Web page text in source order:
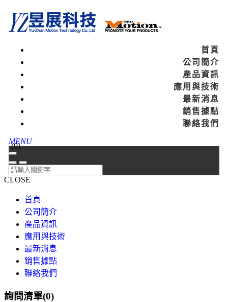
首頁
公司簡介
產品資訊
應用與技術
最新消息
銷售據點
聯絡我們
MENU
(0)
CLOSE
首頁
公司簡介
產品資訊
應用與技術
最新消息
銷售據點
聯絡我們
詢問清單(0)